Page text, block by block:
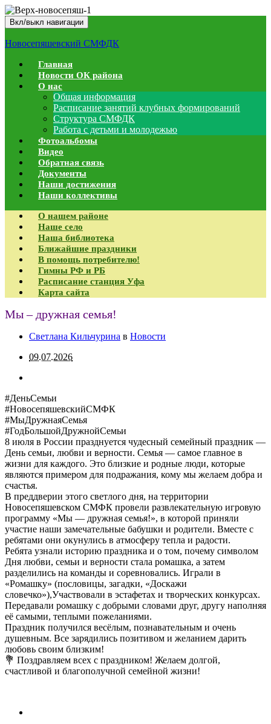
Вкл/выкл навигации
Новосепяшевский СМФДК
Главная
Новости ОК района
О нас
Общая информация
Расписание занятий клубных формирований
Структура СМФДК
Работа с детьми и молодежью
Фотоальбомы
Видео
Обратная связь
Документы
Наши достижения
Наши коллективы
О нашем районе
Наше село
Наша библиотека
Ближайшие праздники
В помощь потребителю!
Гимны РФ и РБ
Расписание станция Уфа
Карта сайта
Мы – дружная семья!
Светлана Кильчурина в Новости
09.07.2026
#ДеньСемьи
#НовосепяшевскийСМФК
#МыДружнаяСемья
#ГодБольшойДружнойСемьи
8 июля в России празднуется чудесный семейный праздник —
День семьи, любви и верности. Семья — самое главное в
жизни для каждого. Это близкие и родные люди, которые
являются примером для подражания, кому мы желаем добра и
счастья.
В преддверии этого светлого дня, на территории
Новосепяшевском СМФК провели развлекательную игровую
программу «Мы — дружная семья!», в которой приняли
участие наши замечательные бабушки и родители. Вместе с
ребятами они окунулись в атмосферу тепла и радости.
Ребята узнали историю праздника и о том, почему символом
Дня любви, семьи и верности стала ромашка, а затем
разделились на команды и соревновались. Играли в
«Ромашку» (пословицы, загадки, «Доскажи
словечко»),Участвовали в эстафетах и творческих конкурсах.
Передавали ромашку с добрыми словами друг, другу наполняя
её самыми, теплыми пожеланиями.
Праздник получился весёлым, познавательным и очень
душевным. Все зарядились позитивом и желанием дарить
любовь своим близким!
💐 Поздравляем всех с праздником! Желаем долгой,
счастливой и благополучной семейной жизни!